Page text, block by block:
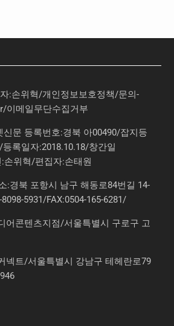
:손위혁/개인정보보호정책/문의-
/이메일무단수집거부
문 등록번호:경북 아00490/잡지등
록일자:2018.10.18/창간일
손위혁/편집자:손태원
:경북 포항시 남구 해동로84번길 14-
5931/FAX:0504-165-6281/
어콘텐츠지점/서울특별시 구로구 고
넥트/서울특별시 강남구 테헤란로79